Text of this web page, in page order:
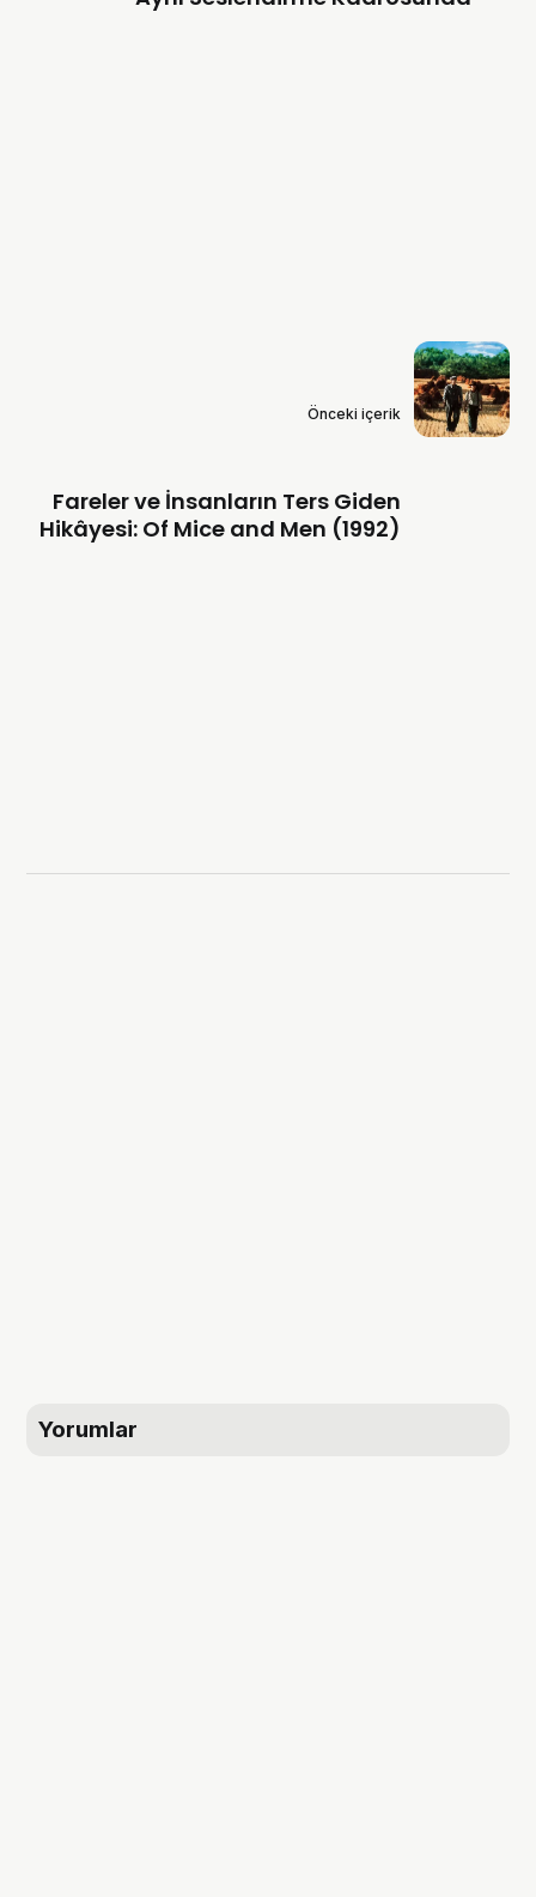
Önceki içerik
Fareler ve İnsanların Ters Giden
Hikâyesi: Of Mice and Men (1992)
Yorumlar